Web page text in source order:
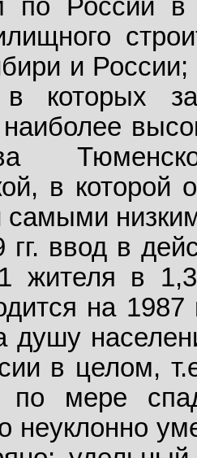
по России в
и России;
в которых
в которой
самыми
гг. ввод в
жителя в 1,3
на
душу
в целом,
мере
неуклонно